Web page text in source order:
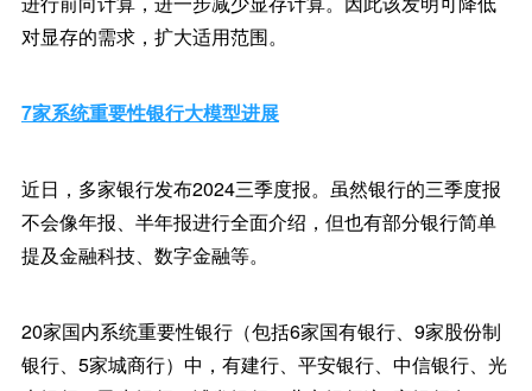
对显存的需求，扩大适用范围。
7家系统重要性银行大模型进展
近日，多家银行发布2024三季度报。虽然银行的三季度报
不会像年报、半年报进行全面介绍，但也有部分银行简单
提及金融科技、数字金融等。
20家国内系统重要性银行（包括6家国有银行、9家股份制
银行、5家城商行）中，有建行、平安银行、中信银行、光